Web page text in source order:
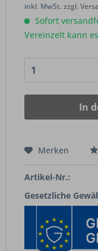
inkl. MwSt.zzgl.
Sofort
Vereinzelt kann
In
Merken
Artikel-Nr.:
Gesetzliche